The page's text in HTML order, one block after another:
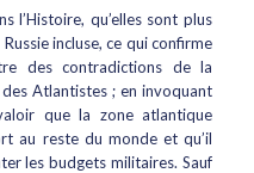
l’Histoire, qu’elles sont plus
incluse, ce qui confirme
des contradictions de la
Atlantistes ; en invoquant
que la zone atlantique
au reste du monde et qu’il
les budgets militaires. Sauf